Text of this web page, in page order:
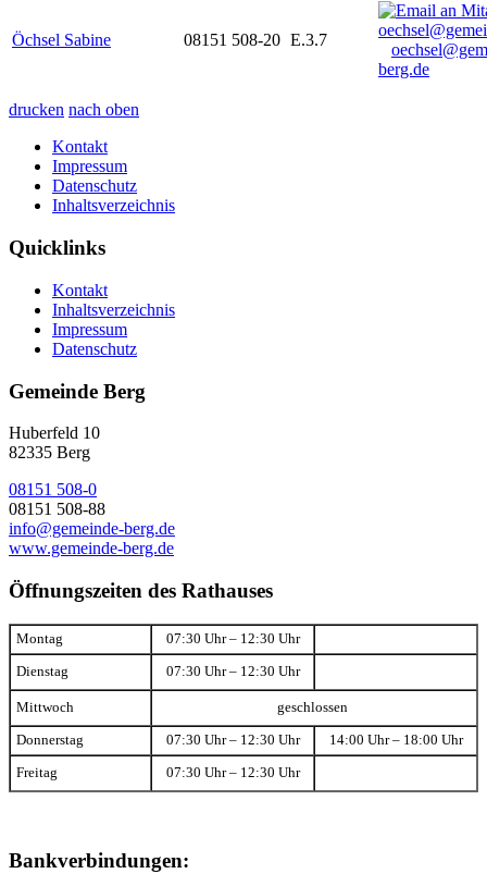
Öchsel Sabine 08151 508-20 E.3.7
berg.de
drucken nach oben
Kontakt
Impressum
Datenschutz
Inhaltsverzeichnis
Quicklinks
Kontakt
Inhaltsverzeichnis
Impressum
Datenschutz
Gemeinde Berg
Huberfeld 10
82335 Berg
08151 508-0
08151 508-88
info@gemeinde-berg.de
www.gemeinde-berg.de
Öffnungszeiten des Rathauses
Montag 07:30 Uhr – 12:30 Uhr
Dienstag 07:30 Uhr – 12:30 Uhr
Mittwoch geschlossen
Donnerstag 07:30 Uhr – 12:30 Uhr 14:00 Uhr – 18:00 Uhr
Freitag 07:30 Uhr – 12:30 Uhr
Bankverbindungen: